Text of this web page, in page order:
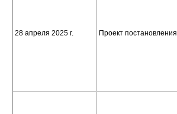
28 апреля 2025 г. Проект постановления